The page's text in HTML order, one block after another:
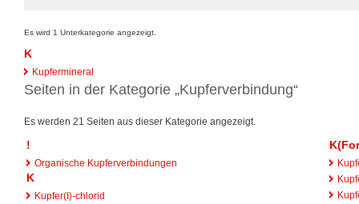
Es wird 1 Unterkategorie angezeigt.
K
Kupfermineral
Seiten in der Kategorie „Kupferverbindung“
Es werden 21 Seiten aus dieser Kategorie angezeigt.
!
Organische Kupferverbindungen
K
Kupfer(I)-chlorid